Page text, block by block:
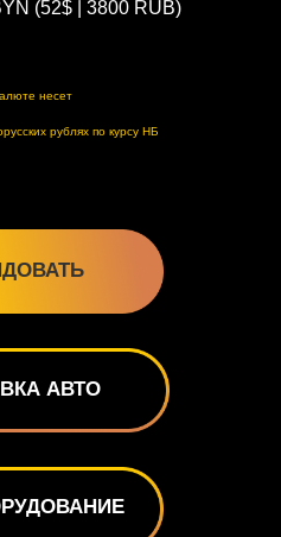
(52$ | 3800 RUB)
несет
рублях по курсу НБ
АВТО